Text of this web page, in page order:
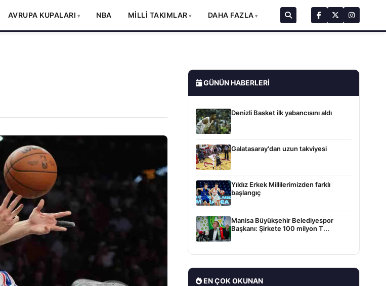
AVRUPA KUPALARI NBA MİLLİ TAKIMLAR DAHA FAZLA
GÜNÜN HABERLERI
Denizli Basket ilk yabancısını aldı
Galatasaray'dan uzun takviyesi
Yıldız Erkek Millilerimizden farklı
başlangıç
Manisa Büyükşehir Belediyespor
Başkanı: Şirkete 100 milyon T...
EN ÇOK OKUNAN